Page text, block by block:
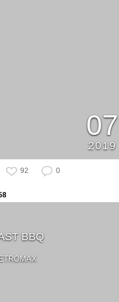
07
2019
92 0
BBQ